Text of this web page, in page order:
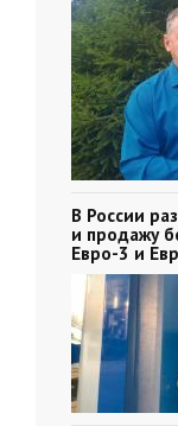
В России
и продажу
Евро-3 и